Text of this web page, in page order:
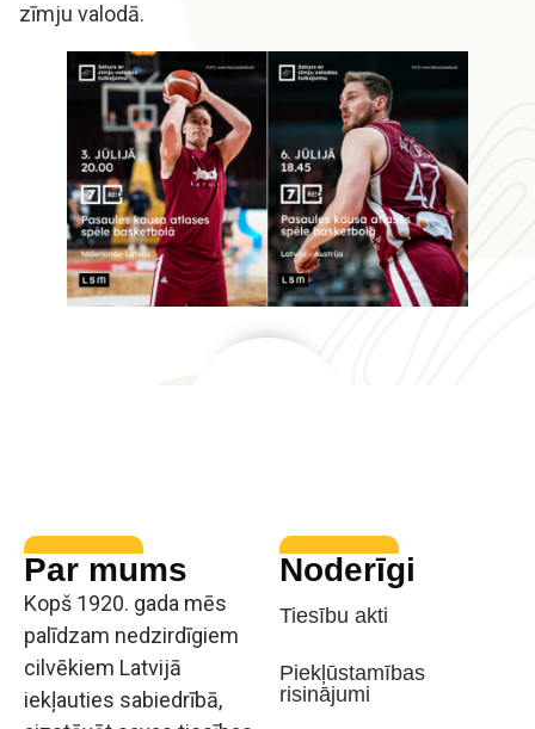
zīmju valodā.
Par mums
Kopš 1920. gada mēs
palīdzam nedzirdīgiem
cilvēkiem Latvijā
iekļauties sabiedrībā,
Noderīgi
Tiesību akti
Piekļūstamības
risinājumi